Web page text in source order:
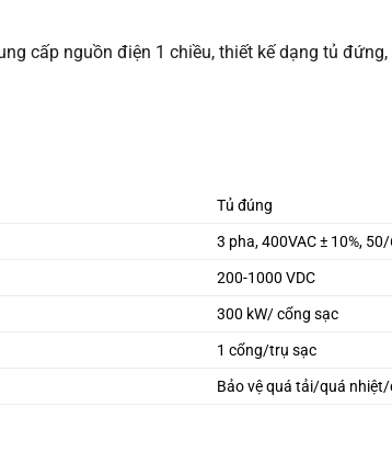
cấp nguồn điện 1 chiều, thiết kế dạng tủ
Tủ đúng
3 pha, 400VAC ± 10%,
200-1000 VDC
300 kW/ cổng sạc
1 cổng/trụ sạc
Bảo vệ quá tải/quá